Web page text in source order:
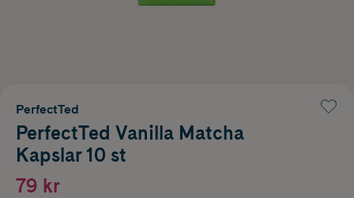
PerfectTed
PerfectTed Vanilla Matcha
Kapslar 10 st
79 kr